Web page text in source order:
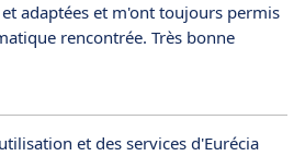
adaptées et m'ont toujours permis
rencontrée. Très bonne
et des services d'Eurécia